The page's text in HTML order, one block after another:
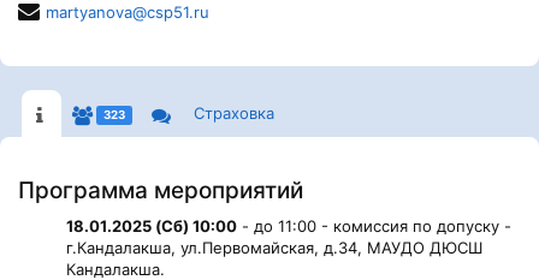
martyanova@csp51.ru
323 Страховка
Программа мероприятий
18.01.2025 (Сб) 10:00 - до 11:00 - комиссия по допуску -
г.Кандалакша, ул.Первомайская, д.34, МАУДО ДЮСШ
Кандалакша.